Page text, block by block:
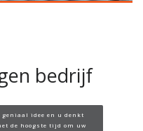
bedrijf
idee en u denkt
de hoogste tijd om uw